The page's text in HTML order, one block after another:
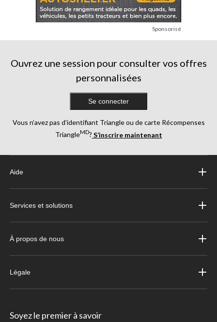
Sponsorisé
Ouvrez une session pour consulter vos offres
personnalisées
Se connecter
Vous n’avez pas d’identifiant Triangle ou de carte Récompenses
TriangleMD? S’inscrire maintenant
Aide
Services et solutions
À propos de nous
Légale
Soyez le premier à savoir